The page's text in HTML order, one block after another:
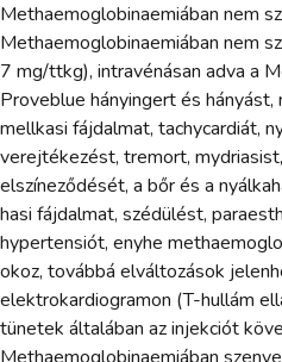
Methaemoglobinaemiában nem
Methaemoglobinaemiában nem
7 mg/ttkg), intravénásan adva a
Proveblue hányingert és
mellkasi fájdalmat, tachycardiát,
verejtékezést, tremort,
elszíneződését, a bőr és a
hasi fájdalmat, szédülést,
hypertensiót, enyhe
okoz, továbbá elváltozások
elektrokardiogramon (T-hullám
tünetek általában az injekciót